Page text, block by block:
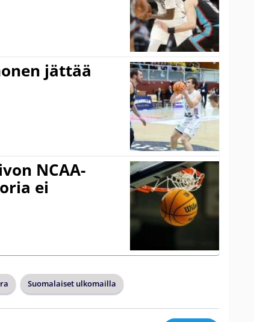
jättää
NCAA-
ei
Suomalaiset ulkomailla